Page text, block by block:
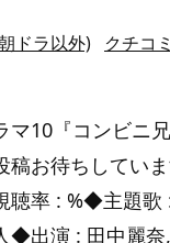
ドラ以外) クチコ
マ10『コンビニ
稿お待ちしてい
聴率 : %◆主題歌
◆出演 : 田中麗奈